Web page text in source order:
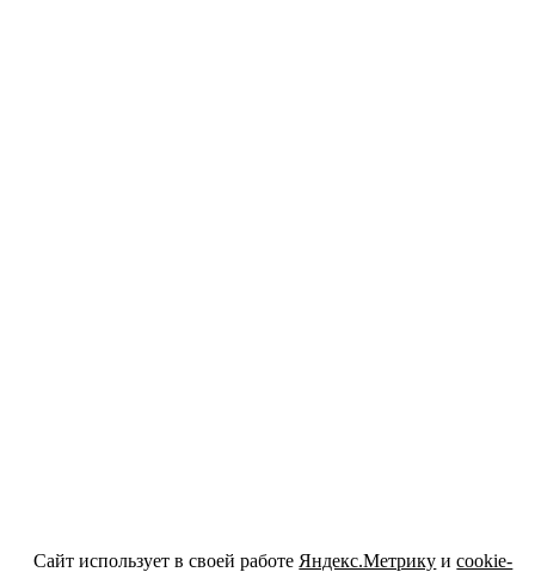
Сайт использует в своей работе Яндекс.Метрику иcookie-